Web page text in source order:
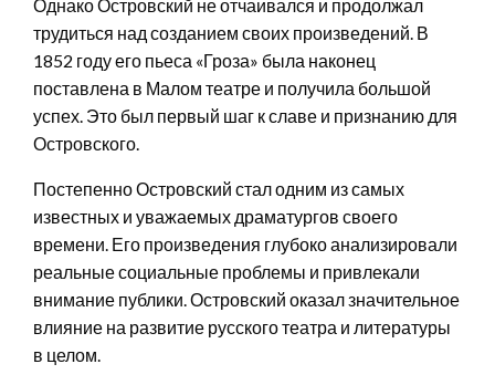
Однако Островский не отчаивался и продолжал
трудиться над созданием своих произведений. В
1852 году его пьеса «Гроза» была наконец
поставлена в Малом театре и получила большой
успех. Это был первый шаг к славе и признанию для
Островского.
Постепенно Островский стал одним из самых
известных и уважаемых драматургов своего
времени. Его произведения глубоко анализировали
реальные социальные проблемы и привлекали
внимание публики. Островский оказал значительное
влияние на развитие русского театра и литературы
в целом.